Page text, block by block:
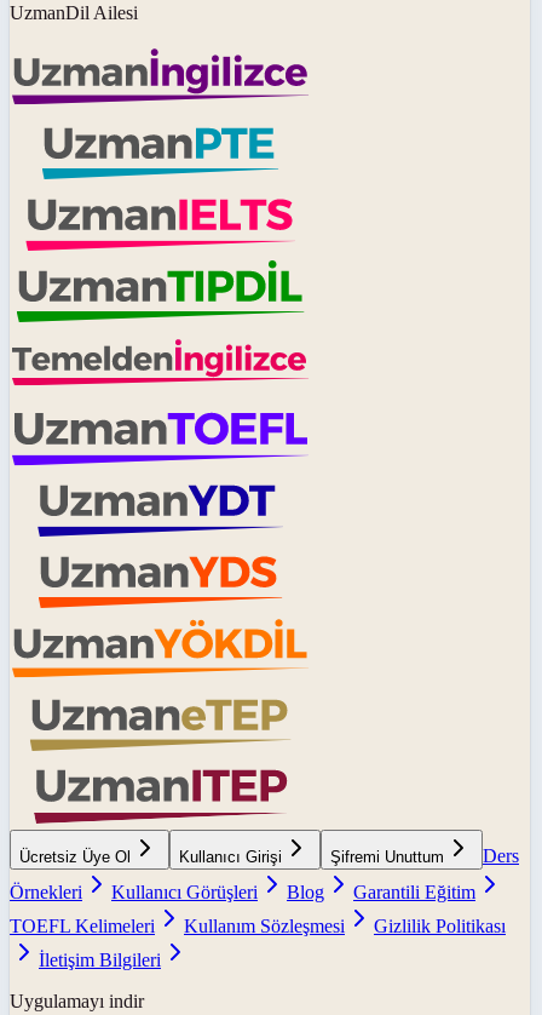
UzmanDil Ailesi
Ücretsiz Üye Ol Kullanıcı Girişi Şifremi Unuttum
Ders
Örnekleri
Kullanıcı Görüşleri Blog
Garantili Eğitim
TOEFL Kelimeleri
Kullanım Sözleşmesi
Gizlilik Politikası
İletişim Bilgileri
Uygulamayı indir